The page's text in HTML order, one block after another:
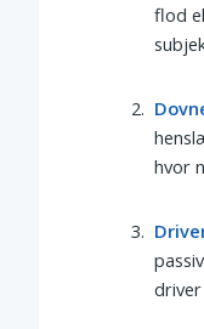
flod
hvor